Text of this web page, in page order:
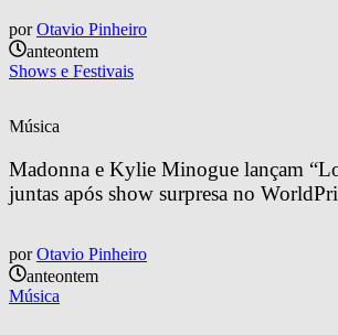
por Otavio Pinheiro
anteontem
Shows e Festivais
Música
Madonna e Kylie Minogue lançam
juntas após show surpresa no
por Otavio Pinheiro
anteontem
Música